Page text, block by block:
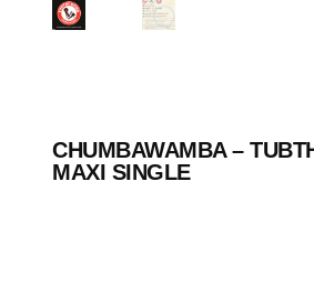
CHUMBAWAMBA ‎–
MAXI SINGLE